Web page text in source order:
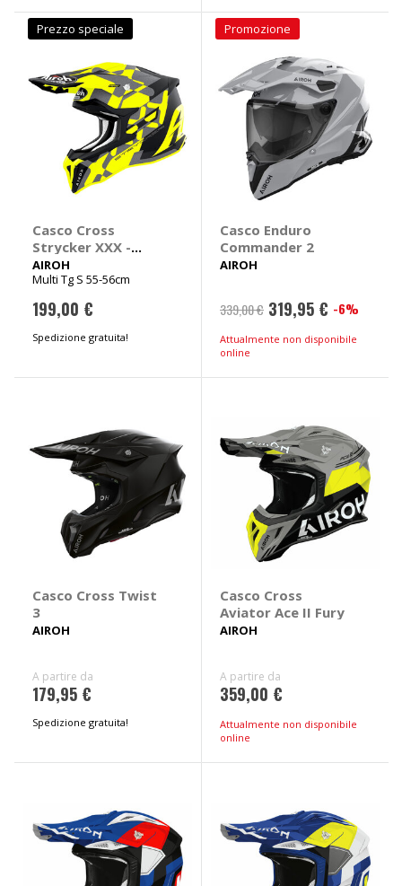
Prezzo speciale
Casco Cross
Strycker XXX -
AIROH
AIROH
Multi Tg S 55-56cm
199,00 €
Spedizione gratuita!
Promozione
Casco Enduro
Commander 2
AIROH
339,00 € 319,95 € -6%
Attualmente non disponibile
online
Casco Cross Twist
3
AIROH
A partire da
179,95 €
Spedizione gratuita!
Casco Cross
Aviator Ace II Fury
AIROH
A partire da
359,00 €
Attualmente non disponibile
online